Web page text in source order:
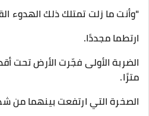
"وأنت ما زلت تمتلك ذلك الهدوء
ارتطما مجددًا.
الضربة الأولى فجّرت الأرض تحت
مترًا.
الصخرة التي ارتفعت بينهما من